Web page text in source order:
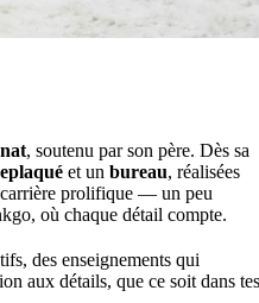
, soutenu par son père. Dès sa
et un bureau, réalisées
carrière prolifique — un peu
où chaque détail compte.
des enseignements qui
aux détails, que ce soit dans tes